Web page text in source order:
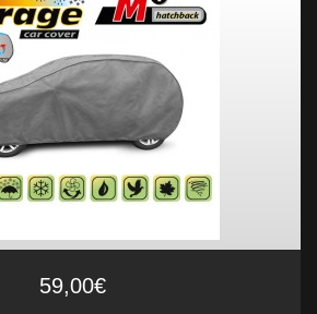
59,00€